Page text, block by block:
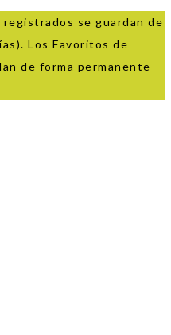
se guardan de
Los Favoritos de
de forma permanente